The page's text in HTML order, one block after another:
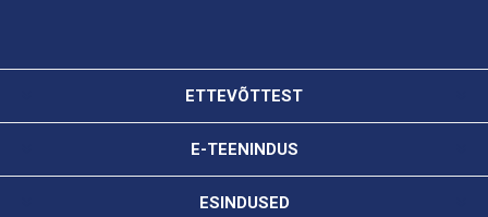
ETTEVÕTTEST
E-TEENINDUS
ESINDUSED